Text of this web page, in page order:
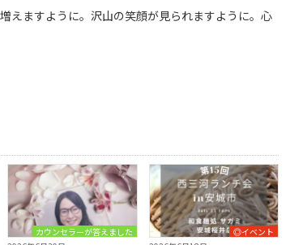
えますように。沢山の笑顔が見られますように。心
カウンセラーが答えました
◎イベント